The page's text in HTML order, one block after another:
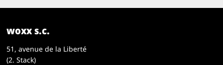
woxx s.c.
51, avenue de la Liberté
(2. Stack)